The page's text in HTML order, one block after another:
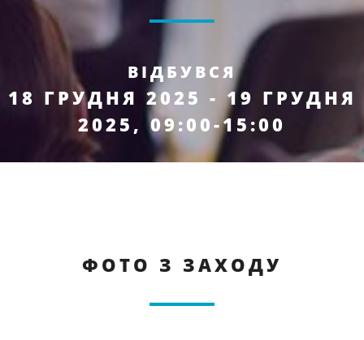
ВІДБУВСЯ
18 ГРУДНЯ 2025 - 19 ГРУДНЯ
2025, 09:00-15:00
ФОТО З ЗАХОДУ